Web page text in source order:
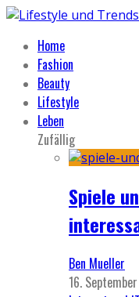
Home
Fashion
Beauty
Lifestyle
Leben
Zufällig
Spiele
Ben Mueller
16.